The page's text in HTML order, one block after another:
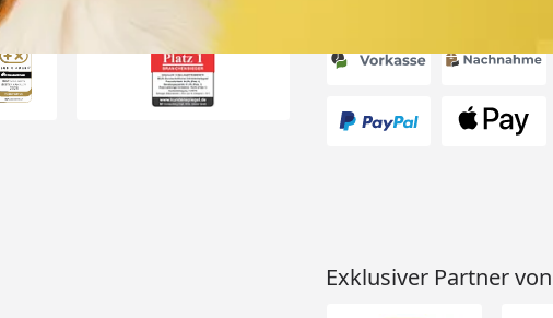
Exklusiver Partner von